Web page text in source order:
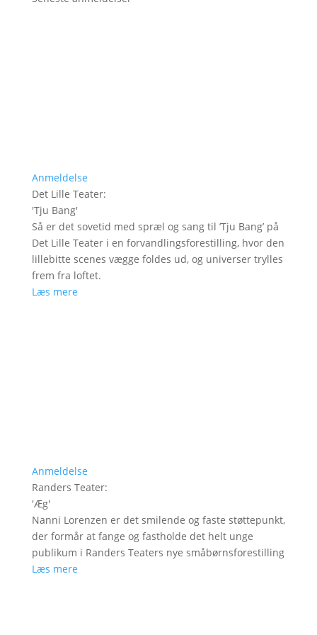
Anmeldelse
Det Lille Teater:
'Tju Bang'
Så er det sovetid med spræl og sang til ’Tju Bang’ på
Det Lille Teater i en forvandlingsforestilling, hvor den
lillebitte scenes vægge foldes ud, og universer trylles
frem fra loftet.
Læs mere
Anmeldelse
Randers Teater:
'Æg'
Nanni Lorenzen er det smilende og faste støttepunkt,
der formår at fange og fastholde det helt unge
publikum i Randers Teaters nye småbørnsforestilling
Læs mere